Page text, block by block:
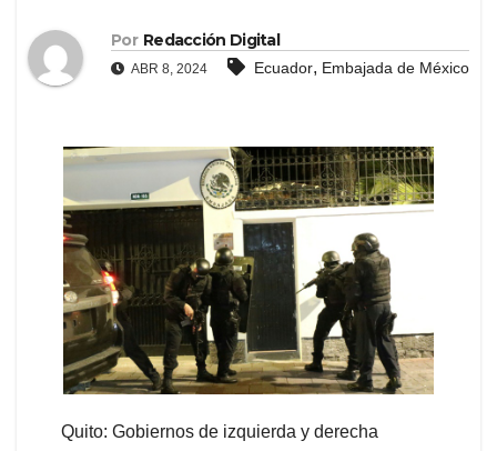
Por Redacción Digital
ABR 8, 2024 Ecuador, Embajada de México
Quito: Gobiernos de izquierda y derecha